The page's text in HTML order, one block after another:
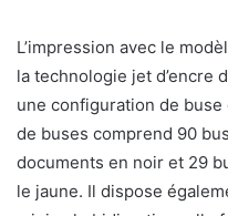
L’impression avec le
la technologie jet d’encre
une configuration de
de buses comprend 90
documents en noir et 29
le jaune. Il dispose